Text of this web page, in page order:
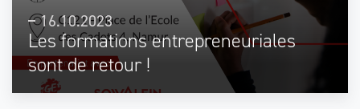
Les formations entrepreneuriales
sont de retour !
16.10.2023